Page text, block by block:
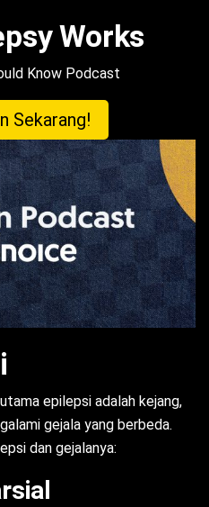
Works
Know Podcast
Sekarang!
epilepsi adalah kejang,
gejala yang berbeda.
dan gejalanya: